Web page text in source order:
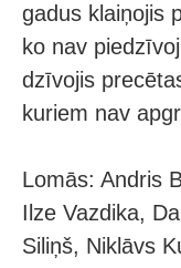
gadus klaiņojis
ko nav
dzīvojis
kuriem nav
Lomās: Andris
Ilze Vazdika,
Siliņš, Niklāvs